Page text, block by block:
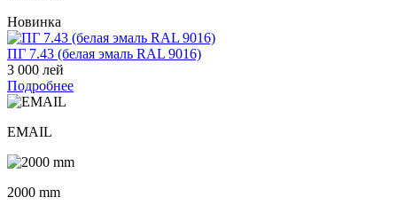
Новинка
ПГ 7.43 (белая эмаль RAL 9016)
3 000 лей
Подробнее
EMAIL
2000 mm